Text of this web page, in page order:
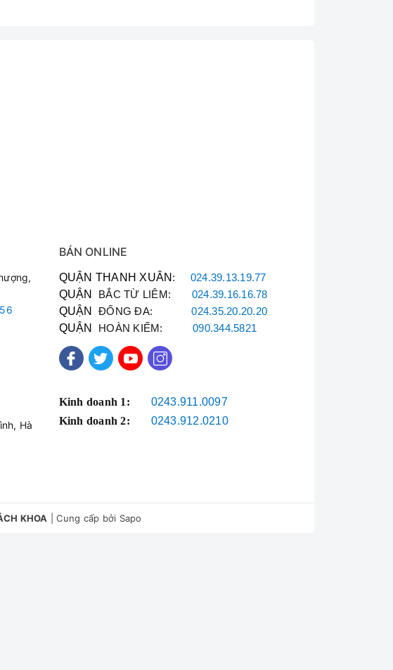
BÁN ONLINE
QUẬN THANH XUÂN : 024.39.13.19.77
QUẬN BẮC TỪ LIÊM: 024.39.16.16.78
QUẬN ĐỐNG ĐA:024.35.20.20.20
QUẬN HOÀN KIẾM:090.344.5821
Hà
Kinh doanh 1:
0243.911.0097
Kinh doanh 2:
0243.912.0210
KHOA Cung cấp bởi Sapo